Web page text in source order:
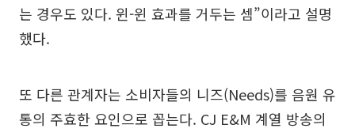
는 경우도 있다. 윈-윈 효과를 거두는 셈”이라고 설명
했다.
또 다른 관계자는 소비자들의 니즈(Needs)를 음원 유
통의 주효한 요인으로 꼽는다. CJ E&M 계열 방송의